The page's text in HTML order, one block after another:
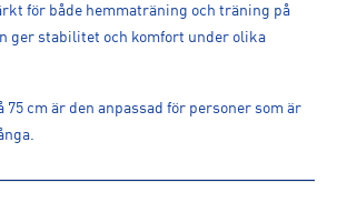
för både hemmaträning och träning på
ger stabilitet och komfort under olika
75 cm är den anpassad för personer som är